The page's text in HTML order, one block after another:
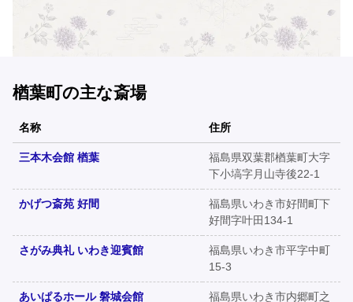
楢葉町の主な斎場
名称 住所
三本木会館 楢葉
福島県双葉郡楢葉町大字
下小塙字月山寺後22-1
かげつ斎苑 好間
福島県いわき市好間町下
好間字叶田134-1
さがみ典礼 いわき迎賓館
福島県いわき市平字中町
15-3
あいぱるホール 磐城会館 福島県いわき市内郷町之